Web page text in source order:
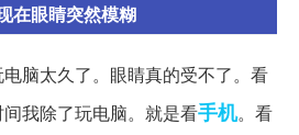
在眼睛突然模糊
脑太久了。眼睛真的受不了。看
我除了玩电脑。就是看手机。看